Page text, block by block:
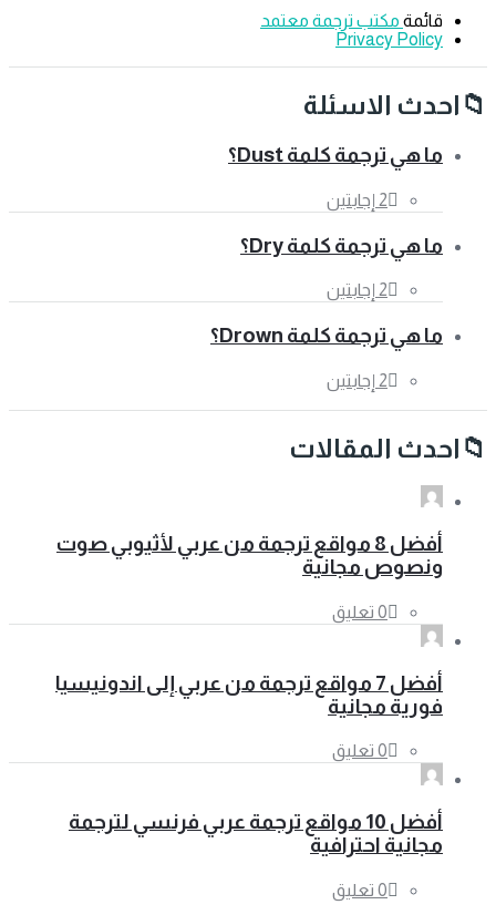
قائمة مكتب ترجمة معتمد
Privacy Policy
الفوتراحدث الاسئلة
ما هي ترجمة كلمة Dust؟
‫2 إجابتين
ما هي ترجمة كلمة Dry؟
‫2 إجابتين
ما هي ترجمة كلمة Drown؟
‫2 إجابتين
احدث المقالات
أفضل 8 مواقع ترجمة من عربي لأثيوبي صوت
ونصوص مجانية
‫0 تعليق
أفضل 7 مواقع ترجمة من عربي إلى اندونيسيا
فورية مجانية
‫0 تعليق
أفضل 10 مواقع ترجمة عربي فرنسي لترجمة
مجانية احترافية
‫0 تعليق